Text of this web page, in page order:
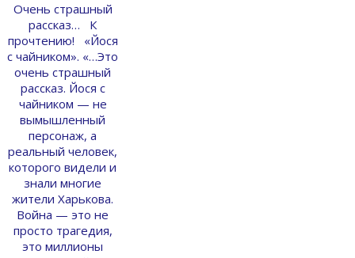
Очень страшный
рассказ… К
прочтению! «Йося
с чайником». «…Это
очень страшный
рассказ. Йося с
чайником — не
вымышленный
персонаж, а
реальный человек,
которого видели и
знали многие
жители Харькова.
Война — это не
просто трагедия,
это миллионы